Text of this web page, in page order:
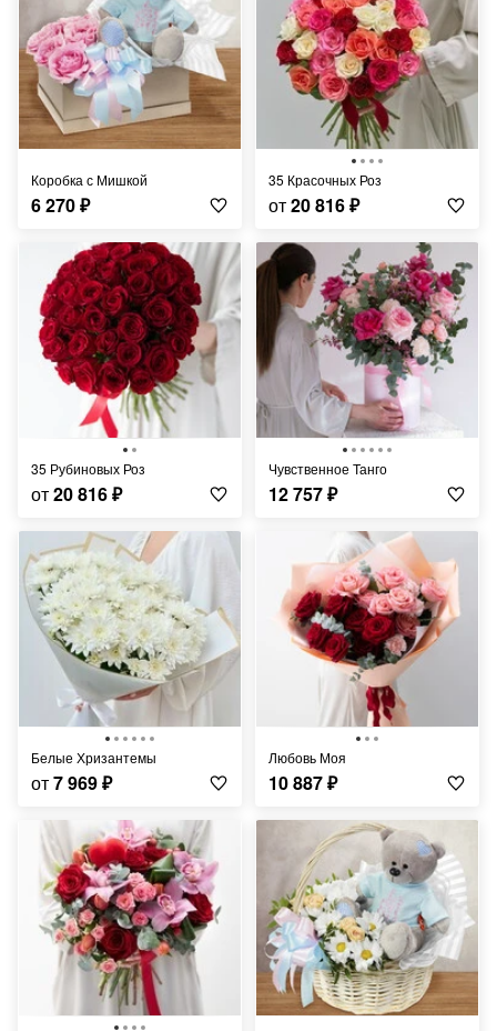
Коробка с Мишкой
6 270₽
35 Красочных Роз
от20 816₽
35 Рубиновых Роз
от20 816₽
Чувственное Танго
12 757₽
Белые Хризантемы
от7 969₽
Любовь Моя
10 887₽